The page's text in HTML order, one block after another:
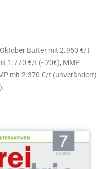
Butter mit 2.950 €/t
1.770 €/t (- 20€), MMP
mit 2.370 €/t (unverändert)